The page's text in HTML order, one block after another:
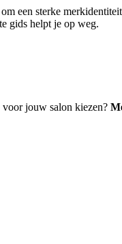
een sterke
gids helpt je op weg.
voor jouw salon kiezen?